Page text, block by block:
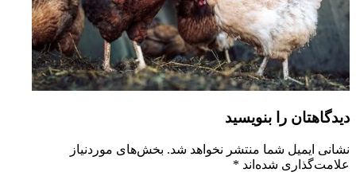
دیدگاهتان را بنویسید
نشانی ایمیل شما منتشر نخواهد شد. بخش‌های موردنیاز
علامت‌گذاری شده‌اند *